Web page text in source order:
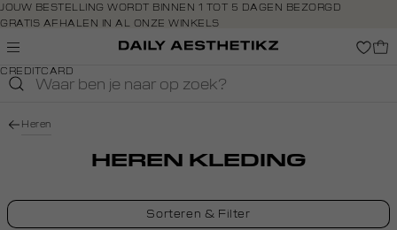
Navigeer
direct naar
de
Open de
direct
JOUW BESTELLING WORDT BINNEN 1 TOT 5 DAGEN BEZORGD
GRATIS AFHALEN IN AL ONZE WINKELS
GRATIS RETOURNEREN BINNEN 14 DAGEN IN DE WINKEL
BETAAL ZOALS JIJ WILT: O.A. IDEAL, RIVERTY, APPLE PAY &
CREDITCARD
Heren
HEREN KLEDING
Sorteren & Filter